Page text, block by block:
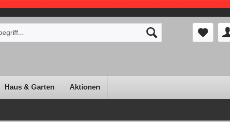
Haus & Garten Aktionen